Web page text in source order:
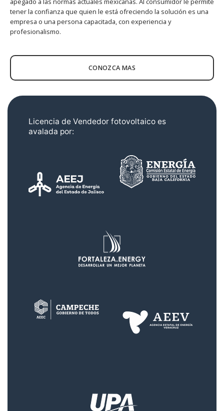
tener la confianza que quien le está ofreciendo la solución es una
empresa o una persona capacitada, con experiencia y
profesionalismo.
CONOZCA MAS
Licencia de Vendedor fotovoltaico es
avalada por: